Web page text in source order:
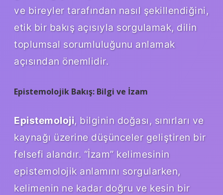
ve bireyler tarafından nasıl şekillendiğini,
etik bir bakış açısıyla sorgulamak, dilin
toplumsal sorumluluğunu anlamak
açısından önemlidir.
Epistemolojik Bakış: Bilgi ve İzam
Epistemoloji, bilginin doğası, sınırları ve
kaynağı üzerine düşünceler geliştiren bir
felsefi alandır. “İzam” kelimesinin
epistemolojik anlamını sorgularken,
kelimenin ne kadar doğru ve kesin bir